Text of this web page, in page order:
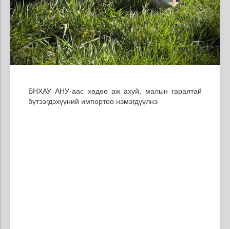
БНХАУ АНУ-аас хөдөө аж ахуй, малын гаралтай
бүтээгдэхүүний импортоо нэмэгдүүлнэ